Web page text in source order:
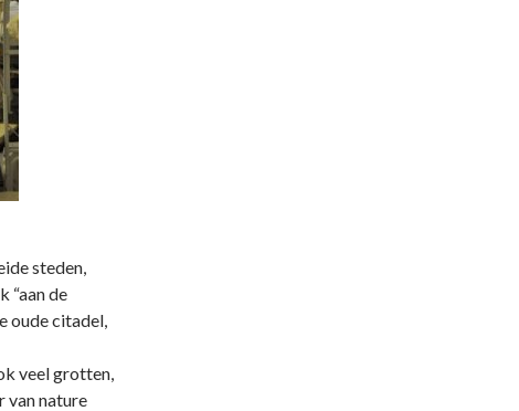
steden,
“aan de
oude citadel,
veel grotten,
van nature